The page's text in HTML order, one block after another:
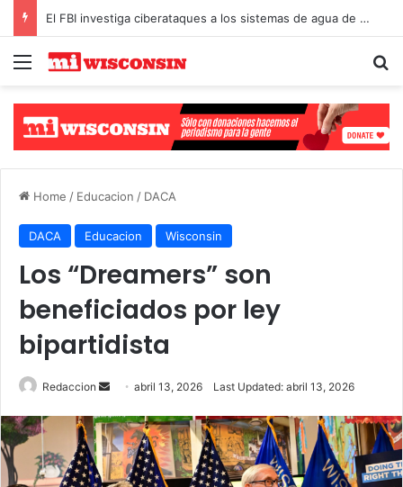
▼
El FBI investiga ciberataques a los sistemas de agua de Michigan y Minnesota
Menu
Home / Educacion / DACA
DACA Educacion Wisconsin
Los “Dreamers” son
beneficiados por ley
bipartidista
Redaccion
Send
email
abril 13, 2026 Last Updated: abril 13, 2026